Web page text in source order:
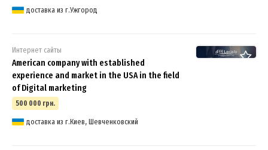
доставка из г.Ужгород
Интернет сайты
American company with established
experience and market in the USA in the field
of Digital marketing
500 000 грн.
доставка из г.Киев, Шевченковский